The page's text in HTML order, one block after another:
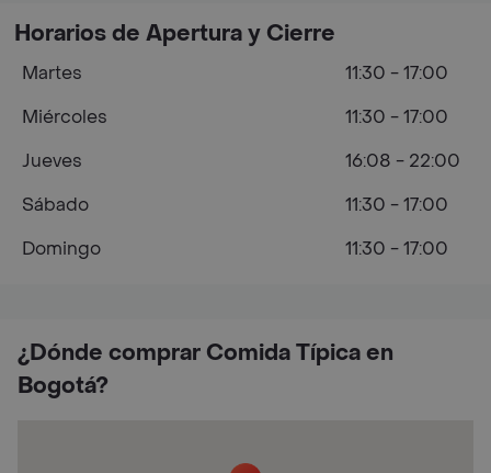
¿Dónde comprar Comida Típica en
Bogotá?
Horarios de Apertura y Cierre
Martes
11:30 - 17:00
Miércoles
11:30 - 17:00
Jueves
16:08 - 22:00
Sábado
11:30 - 17:00
Domingo
11:30 - 17:00